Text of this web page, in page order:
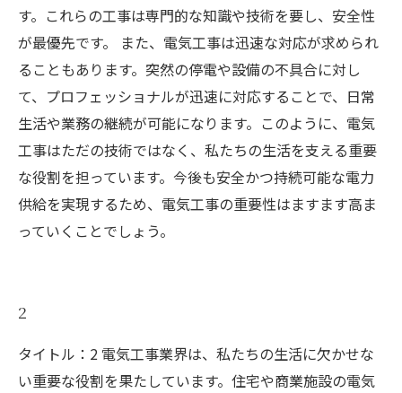
す。これらの工事は専門的な知識や技術を要し、安全性
が最優先です。 また、電気工事は迅速な対応が求められ
ることもあります。突然の停電や設備の不具合に対し
て、プロフェッショナルが迅速に対応することで、日常
生活や業務の継続が可能になります。このように、電気
工事はただの技術ではなく、私たちの生活を支える重要
な役割を担っています。今後も安全かつ持続可能な電力
供給を実現するため、電気工事の重要性はますます高ま
っていくことでしょう。
2
タイトル：2 電気工事業界は、私たちの生活に欠かせな
い重要な役割を果たしています。住宅や商業施設の電気